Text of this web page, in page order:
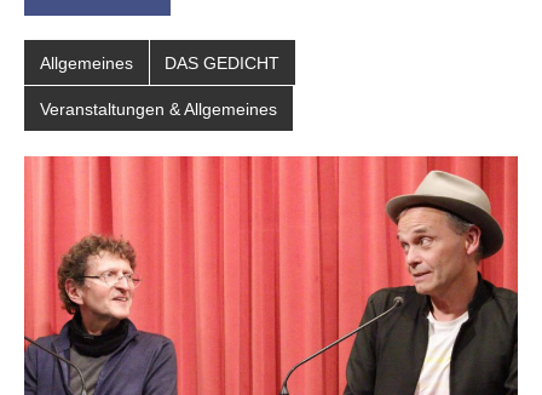
Allgemeines DAS GEDICHT
Veranstaltungen & Allgemeines